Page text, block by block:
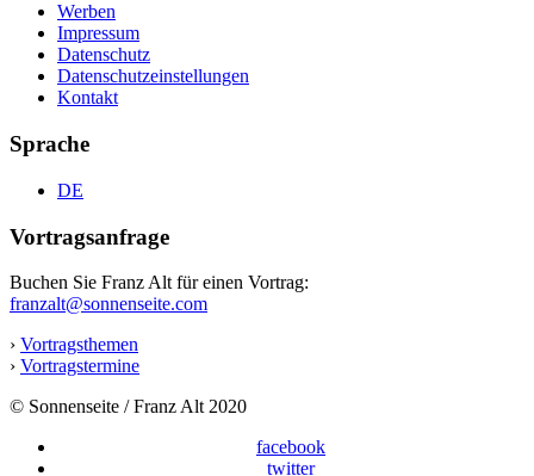
Werben
Impressum
Datenschutz
Datenschutzeinstellungen
Kontakt
Sprache
DE
Vortragsanfrage
Buchen Sie Franz Alt für einen Vortrag:
franzalt@sonnenseite.com
› Vortragsthemen
› Vortragstermine
© Sonnenseite / Franz Alt 2020
facebook
twitter